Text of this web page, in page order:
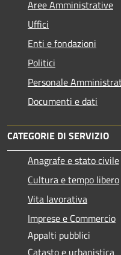
Aree Amministrative
Uffici
Enti e fondazioni
Politici
Personale
Documenti e dati
CATEGORIE DI SERVIZIO
Anagrafe e stato civile
Cultura e tempo libero
Vita lavorativa
Imprese e Commercio
Appalti pubblici
Catasto e urbanistica